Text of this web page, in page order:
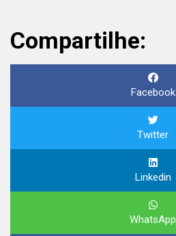
Compartilhe:
Facebook
Twitter
Linkedin
WhatsApp